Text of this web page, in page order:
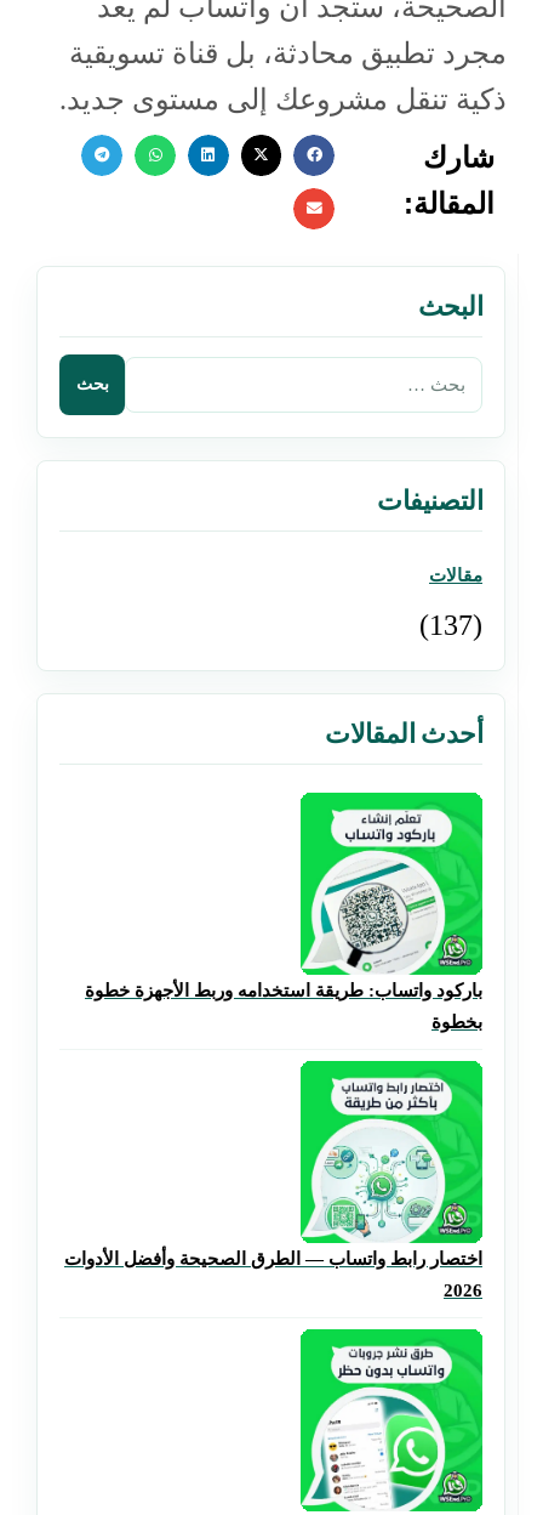
الصحيحة، ستجد أن واتساب لم يعد
مجرد تطبيق محادثة، بل قناة تسويقية
ذكية تنقل مشروعك إلى مستوى جديد.
شارك
المقالة:
البحث
التصنيفات
مقالات
(137)
أحدث المقالات
باركود واتساب: طريقة استخدامه وربط الأجهزة خطوة
بخطوة
اختصار رابط واتساب — الطرق الصحيحة وأفضل الأدوات
2026